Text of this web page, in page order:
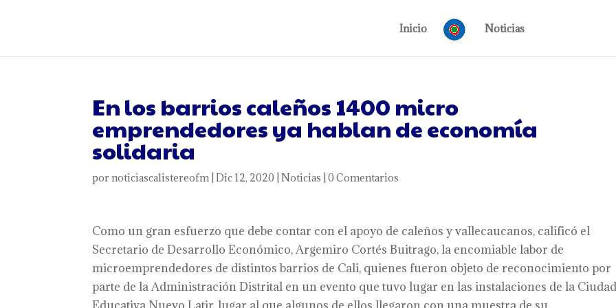
Inicio Noticias
En los barrios caleños 1400 micro
emprendedores ya hablan de economía
solidaria
pornoticiascalistereofm|Dic 12, 2020 |Noticias |0 Comentarios
Como un gran esfuerzo que debe contar con el apoyo de caleños y vallecaucanos, calificó el
Secretario de Desarrollo Económico, Argemiro Cortés Buitrago, la encomiable labor de
microemprendedores de distintos barrios de Cali, quienes fueron objeto de reconocimiento por
parte de la Administración Distrital en un evento que tuvo lugar en las instalaciones de la